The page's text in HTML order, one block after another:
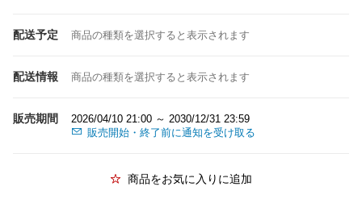
配送予定 商品の種類を選択すると表示されます
配送情報 商品の種類を選択すると表示されます
販売期間
2026/04/10 21:00 ～ 2030/12/31 23:59
販売開始・終了前に通知を受け取る
商品をお気に入りに追加